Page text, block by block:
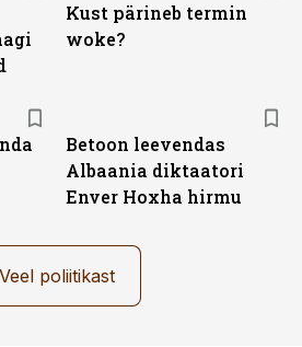
Kust pärineb termin
woke?
Betoon leevendas
Albaania diktaatori
Enver Hoxha hirmu
Veel poliitikast